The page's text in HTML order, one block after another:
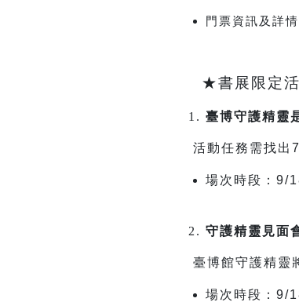
門票資訊及詳
★書展限定活
臺博守護精靈
活動任務需找出 7
場次時段：9/
守護精靈見面
臺博館守護精靈
場次時段： 9/